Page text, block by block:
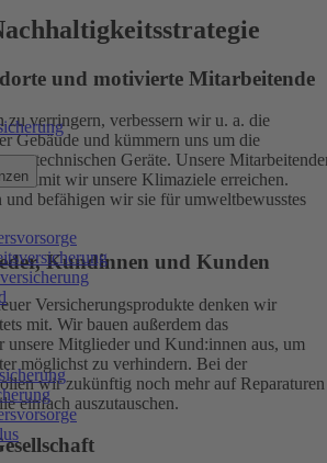
und motivierte Mitarbeitende
zu verringern, verbessern wir u. a. die
Gebäude und kümmern uns um die
technischen Geräte. Unsere
damit wir unsere Klimaziele erreichen.
und befähigen wir sie für umweltbewusstes
Kundinnen und Kunden
Versicherungsprodukte denken wir
mit. Wir bauen außerdem das
unsere Mitglieder und Kund:innen aus, um
möglichst zu verhindern. Bei der
wir zukünftig noch mehr auf Reparaturen
einfach auszutauschen.